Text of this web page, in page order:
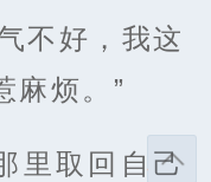
不好，我这
麻烦。”
里取回自己